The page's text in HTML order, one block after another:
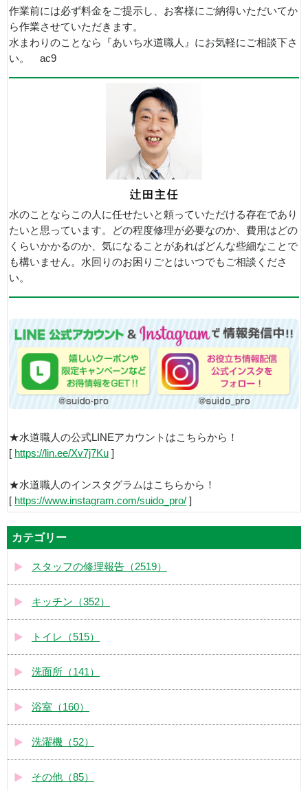
作業前には必ず料金をご提示し、お客様にご納得いただいてか
ら作業させていただきます。
水まわりのことなら『あいち水道職人』にお気軽にご相談下さ
い。 ac9
水のことならこの人に任せたいと頼っていただける存在であり
たいと思っています。どの程度修理が必要なのか、費用はどの
くらいかかるのか、気になることがあればどんな些細なことで
も構いません。水回りのお困りごとはいつでもご相談くださ
い。
★水道職人の公式LINEアカウントはこちらから！
[ https://lin.ee/Xv7j7Ku ]
★水道職人のインスタグラムはこちらから！
[ https://www.instagram.com/suido_pro/ ]
カテゴリー
スタッフの修理報告（2519）
キッチン（352）
トイレ（515）
洗面所（141）
浴室（160）
洗濯機（52）
その他（85）